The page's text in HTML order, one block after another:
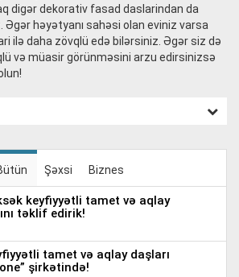
digər dekorativ fasad daslarindan da
həyətyanı sahəsi olan eviniz varsa
ilə daha zövqlü edə bilərsiniz. Əgər siz də
və müasir görünməsini arzu edirsinizsə
Şəxsi Biznes
təklif edirik!
şirkətində!